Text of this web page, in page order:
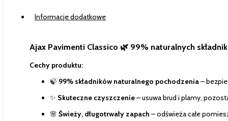
Informacje dodatkowe
Ajax Pavimenti Classico 🌿 99% naturalnych
Cechy produktu:
🍃 99% składników naturalnego pochodzenia–
✨ Skuteczne czyszczenie– usuwa brud i plamy,
🌸 Świeży, długotrwały zapach – odświeża całe